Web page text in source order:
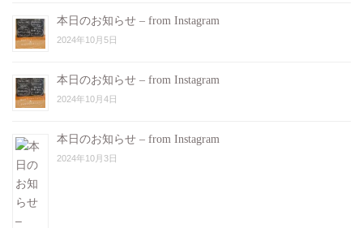
本日のお知らせ – from Instagram
2024年10月5日
本日のお知らせ – from Instagram
2024年10月4日
本日のお知らせ – from Instagram
2024年10月3日